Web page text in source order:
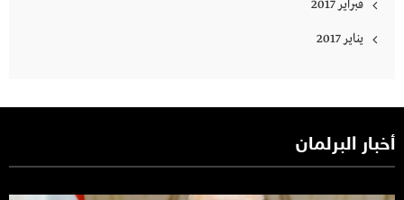
فبراير 2017
يناير 2017
أخبار البرلمان